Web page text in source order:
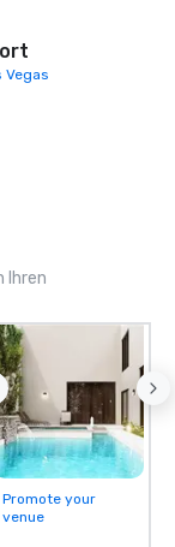
Vegas
Ihren
Promote your
venue